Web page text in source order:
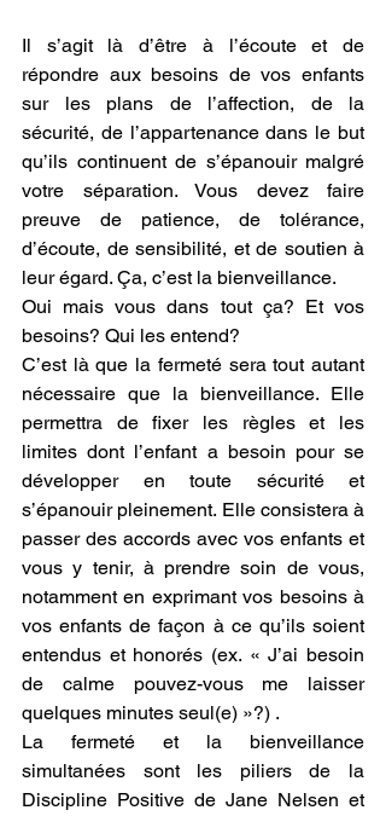
Il s’agit là d’être à l’écoute et de
répondre aux besoins de vos enfants
sur les plans de l’affection, de la
sécurité, de l’appartenance dans le but
qu’ils continuent de s’épanouir malgré
votre séparation. Vous devez faire
preuve de patience, de tolérance,
d’écoute, de sensibilité, et de soutien à
leur égard. Ça, c’est la bienveillance.
Oui mais vous dans tout ça? Et vos
besoins? Qui les entend?
C’est là que la fermeté sera tout autant
nécessaire que la bienveillance. Elle
permettra de fixer les règles et les
limites dont l’enfant a besoin pour se
développer en toute sécurité et
s’épanouir pleinement. Elle consistera à
passer des accords avec vos enfants et
vous y tenir, à prendre soin de vous,
notamment en exprimant vos besoins à
vos enfants de façon à ce qu’ils soient
entendus et honorés (ex. « J’ai besoin
de calme pouvez-vous me laisser
quelques minutes seul(e) »?) .
La fermeté et la bienveillance
simultanées sont les piliers de la
Discipline Positive de Jane Nelsen et